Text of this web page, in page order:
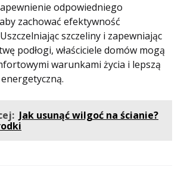
odpowiedniego
zachować efektywność
szczeliny i zapewniając
podłogi, właściciele domów mogą
warunkami życia i lepszą
Jak usunąć wilgoć na ścianie?